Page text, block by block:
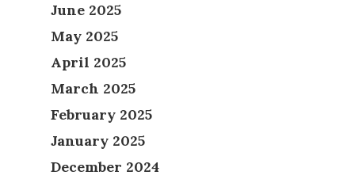
June 2025
May 2025
April 2025
March 2025
February 2025
January 2025
December 2024